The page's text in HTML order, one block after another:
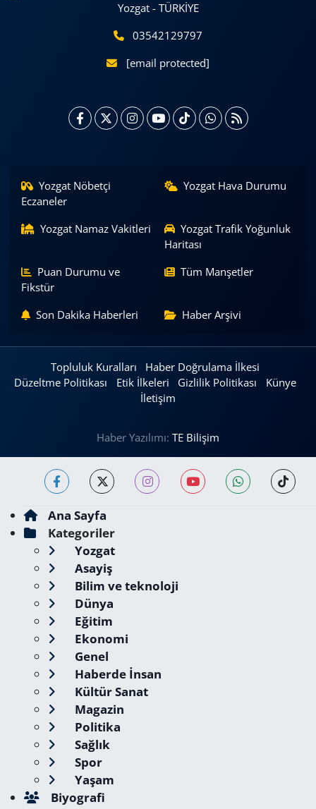
Yozgat - TÜRKİYE
03542129797
[email protected]
Yozgat Nöbetçi
Eczaneler
Yozgat Hava Durumu
Yozgat Namaz Vakitleri
Yozgat Trafik Yoğunluk
Haritası
Puan Durumu ve
Fikstür
Tüm Manşetler
Son Dakika Haberleri Haber Arşivi
Topluluk Kuralları
Haber Doğrulama İlkesi
Düzeltme Politikası
Etik İlkeleri Gizlilik Politikası
Künye
İletişim
Haber Yazılımı: TE Bilişim
Ana Sayfa
Kategoriler
Yozgat
Asayiş
Bilim ve teknoloji
Dünya
Eğitim
Ekonomi
Genel
Haberde İnsan
Kültür Sanat
Magazin
Politika
Sağlık
Spor
Yaşam
Biyografi